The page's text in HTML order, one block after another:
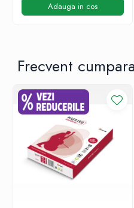
Adauga in cos
Frecvent